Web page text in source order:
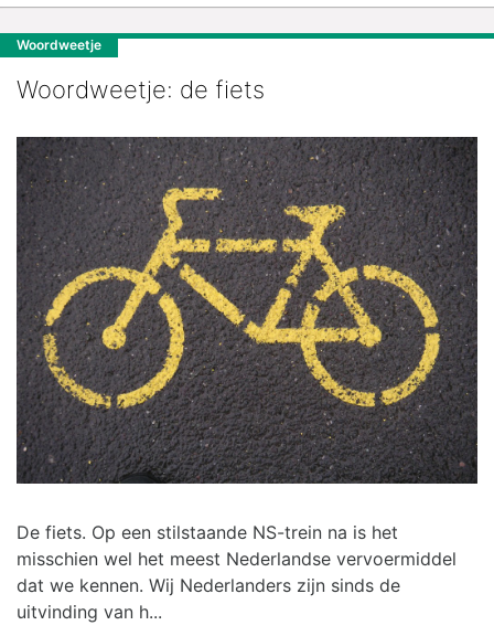
Woordweetje
Woordweetje: de fiets
De fiets. Op een stilstaande NS-trein na is het
misschien wel het meest Nederlandse vervoermiddel
dat we kennen. Wij Nederlanders zijn sinds de
uitvinding van h...